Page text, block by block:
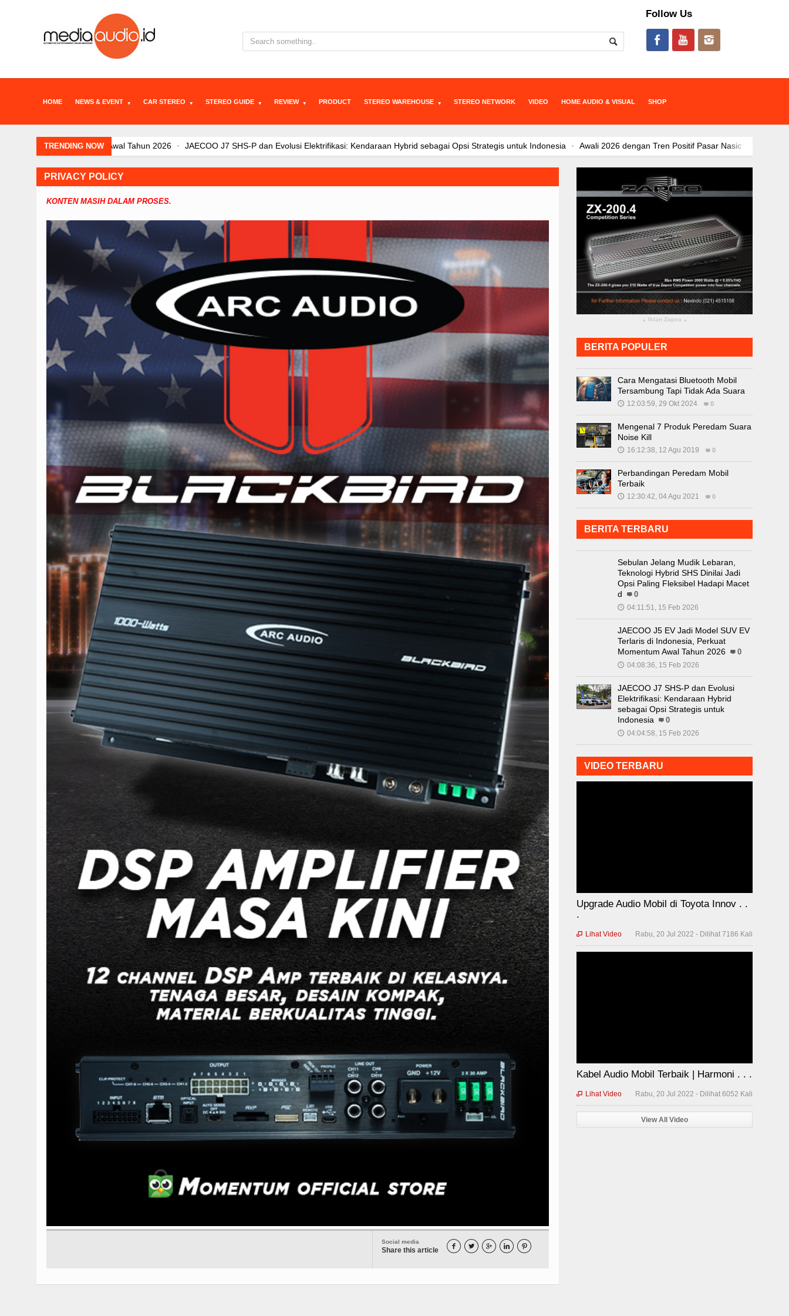
Follow Us
HOME NEWS & EVENT CAR STEREO STEREO GUIDE REVIEW PRODUCT STEREO WAREHOUSE STEREO NETWORK VIDEO HOME AUDIO & VISUAL SHOP
TRENDING NOW JAECOO J7 SHS-P dan Evolusi Elektrifikasi: Kendaraan Hybrid sebagai Opsi Strategis untuk Indonesia
Awali 2026 dengan Tren Positif Pasar Nasional, BYD Perkuat Strategi
Sebulan Jelang Mudik Lebaran, Teknologi Hybrid SHS Dinilai Jadi Opsi Paling Fleksibel Hadapi Macet d
Arsitektur Kendaraan Listrik BYD dalam Menembus Batas Mobilitas Masa Depan: Integrasi Kecerdasan Tek
Kehadiran Robot Humanoid AiMOGA di Booth JAECOO Bikin
JAECOO Kenalkan Program Co-Creation J5 EV di IIMS 2026, Ajak Konsumen Tentukan Mobil Ideal Versi Mer
Satu Tahun di Indonesia, JAECOO Mantapkan Diri Sebagai
JAECOO J7 SHS-P dan Evolusi Elektrifikasi: Kendaraan Hybrid sebagai Opsi
Kehadiran Robot Humanoid AiMOGA di Booth JAECOO Bikin Pengunjung IIMS 2026 Penasaran
JAECOO J5 EV Jadi “Kanvas” Modifikasi, Konsumen Diajak Berkreasi Rancang
Satu Tahun di Indonesia, JAECOO Mantapkan Diri Sebagai Brand SUV Premium yang Tumbuh Cepat Lewat Tek
Bebas Range Anxiety, JAECOO J5 EV Jadi Solusi Perjalanan
PRIVACY POLICY
KONTEN MASIH DALAM PROSES.
Social media
Share this article     
▴ Iklan Zapco ▴
BERITA POPULER
Cara Mengatasi Bluetooth Mobil
Tersambung Tapi Tidak Ada Suara
🕔 12:03:59, 29 Okt 2024 0
Mengenal 7 Produk Peredam Suara
Noise Kill
🕔 16:12:38, 12 Agu 2019 0
Perbandingan Peredam Mobil
Terbaik
🕔 12:30:42, 04 Agu 2021 0
BERITA TERBARU
Sebulan Jelang Mudik Lebaran,
Teknologi Hybrid SHS Dinilai Jadi
Opsi Paling Fleksibel Hadapi Macet
d
0
🕔 04:11:51, 15 Feb 2026
JAECOO J5 EV Jadi Model SUV EV
Terlaris di Indonesia, Perkuat
Momentum Awal Tahun 2026
0
🕔 04:08:36, 15 Feb 2026
JAECOO J7 SHS-P dan Evolusi
Elektrifikasi: Kendaraan Hybrid
sebagai Opsi Strategis untuk
Indonesia
0
🕔 04:04:58, 15 Feb 2026
VIDEO TERBARU
Upgrade Audio Mobil di Toyota Innov . .
.
Rabu, 20 Jul 2022 - Dilihat 7186 Kali
 Lihat Video
Kabel Audio Mobil Terbaik | Harmoni . . .
Rabu, 20 Jul 2022 - Dilihat 6052 Kali
 Lihat Video
View All Video